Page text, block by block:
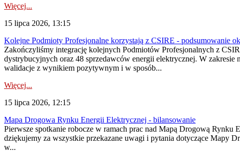
Więcej...
15 lipca 2026, 13:15
Kolejne Podmioty Profesjonalne korzystają z CSIRE - podsumowanie
Zakończyliśmy integrację kolejnych Podmiotów Profesjonalnych z
dystrybucyjnych oraz 48 sprzedawców energii elektrycznej. W
walidacje z wynikiem pozytywnym i w sposób...
Więcej...
15 lipca 2026, 12:15
Mapa Drogowa Rynku Energii Elektrycznej - bilansowanie
Pierwsze spotkanie robocze w ramach prac nad Mapą Drogową
dziękujemy za wszystkie przekazane uwagi i pytania dotyczące Mapy
w...